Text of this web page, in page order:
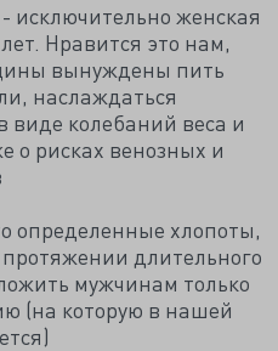
исключительно женская
Нравится это нам,
вынуждены пить
наслаждаться
колебаний веса и
о рисках венозных и
определенные хлопоты,
длительного
мужчинам только
(на которую в нашей